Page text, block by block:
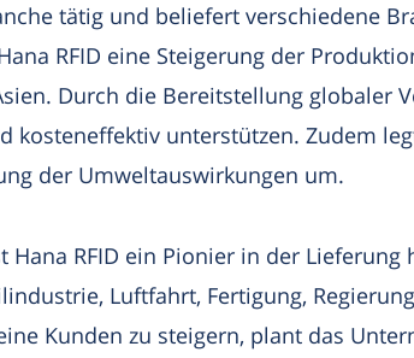
tätig und beliefert verschiedene
RFID eine Steigerung der
Durch die Bereitstellung globaler
unterstützen. Zudem
der Umweltauswirkungen um.
RFID ein Pionier in der
Luftfahrt, Fertigung,
Kunden zu steigern, plant das